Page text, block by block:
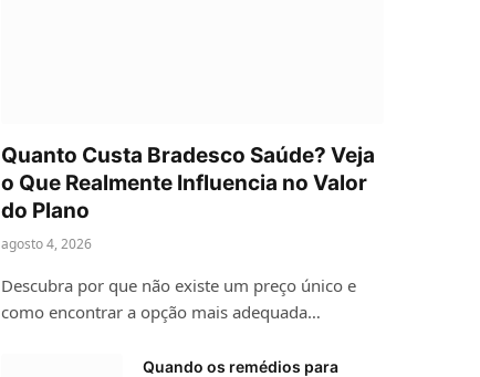
Quanto Custa Bradesco Saúde? Veja
o Que Realmente Influencia no Valor
do Plano
agosto 4, 2026
Descubra por que não existe um preço único e
como encontrar a opção mais adequada…
Quando os remédios para